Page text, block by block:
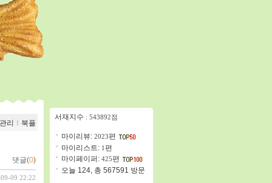
리 ｌ 북플
댓글(0)
09 22:22
서재지수 : 543892점
마이리뷰: 2023편
마이리스트: 1편
마이페이퍼: 425편
오늘 124, 총 567591 방문